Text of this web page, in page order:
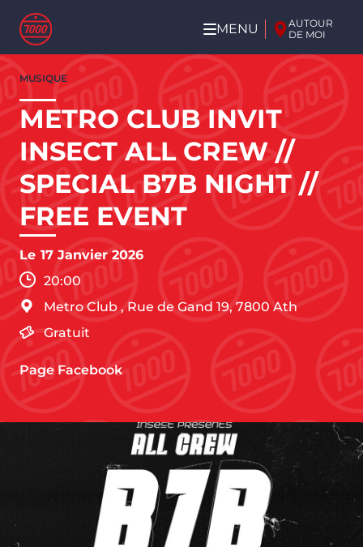
Aller au contenu principal
MENU
AUTOUR
DE MOI
contenu
principal
MUSIQUE
METRO CLUB INVIT
INSECT ALL CREW //
SPECIAL B7B NIGHT //
FREE EVENT
Le 17 Janvier 2026
20:00
Metro Club , Rue de Gand 19, 7800 Ath
Gratuit
Page Facebook